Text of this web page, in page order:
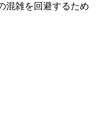
混雑を回避するため